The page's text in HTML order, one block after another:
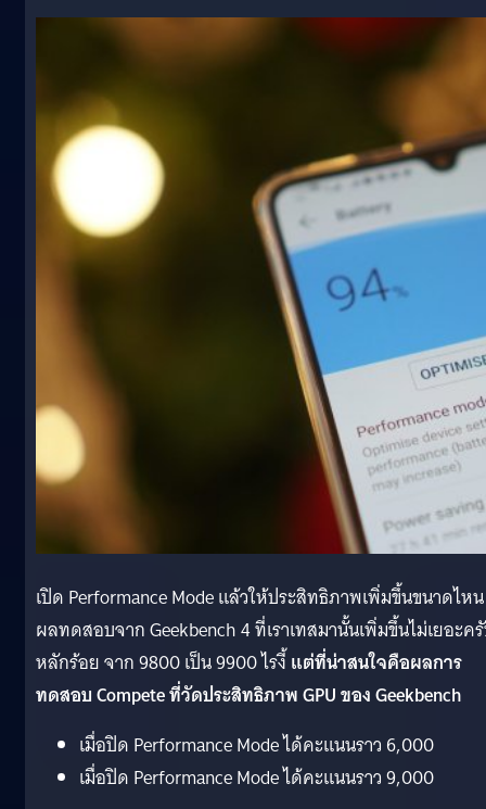
เปิด Performance Mode แล้วให้ประสิทธิภาพเพิ่มขึ้นขนาดไหน
ผลทดสอบจาก Geekbench 4 ที่เราเทสมานั้นเพิ่มขึ้นไม่เยอะค
หลักร้อย จาก 9800 เป็น 9900 ไรงี้ แต่ที่น่าสนใจคือผลการ
ทดสอบ Compete ที่วัดประสิทธิภาพ GPU ของ Geekbench
เมื่อปิด Performance Mode ได้คะแนนราว 6,000
เมื่อปิด Performance Mode ได้คะแนนราว 9,000